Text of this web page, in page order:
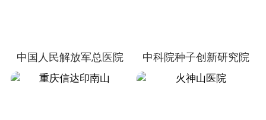
中国人民解放军总医院 中科院种子创新研究院